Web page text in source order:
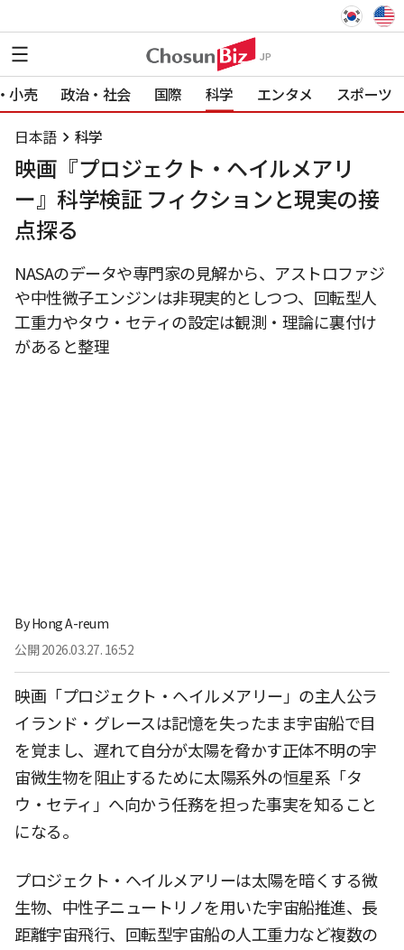
小売 政治・社会 国際 科学 エンタメ スポーツ
日本語 科学
映画『プロジェクト・ヘイルメアリ
ー』科学検証 フィクションと現実の接
点探る
NASAのデータや専門家の見解から、アストロファジ
や中性微子エンジンは非現実的としつつ、回転型人
工重力やタウ・セティの設定は観測・理論に裏付け
があると整理
ByHong A-reum
公開 2026.03.27. 16:52
映画「プロジェクト・ヘイルメアリー」の主人公ラ
イランド・グレースは記憶を失ったまま宇宙船で目
を覚まし、遅れて自分が太陽を脅かす正体不明の宇
宙微生物を阻止するために太陽系外の恒星系「タ
ウ・セティ」へ向かう任務を担った事実を知ること
になる。
プロジェクト・ヘイルメアリーは太陽を暗くする微
生物、中性子ニュートリノを用いた宇宙船推進、長
距離宇宙飛行、回転型宇宙船の人工重力など複数の